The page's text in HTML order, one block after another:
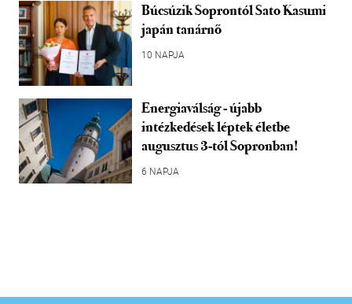
Búcsúzik Soprontól Sato Kasumi
japán tanárnő
10 NAPJA
Energiaválság - újabb
intézkedések léptek életbe
augusztus 3-tól Sopronban!
6 NAPJA